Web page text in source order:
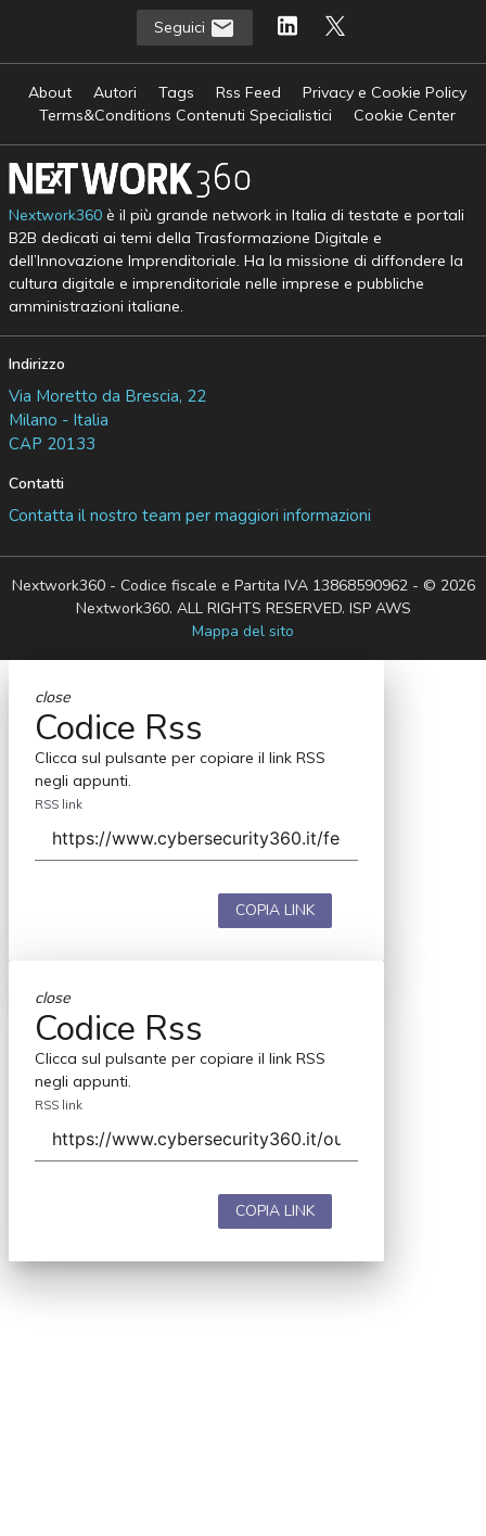
Seguici
About Autori Tags Rss Feed
Privacy e Cookie Policy
Terms&Conditions Contenuti Specialistici
Cookie Center
Nextwork360è il più grande network in Italia di testate e portali
B2B dedicati ai temi della Trasformazione Digitale e
dell’Innovazione Imprenditoriale. Ha la missione di diffondere la
cultura digitale e imprenditoriale nelle imprese e pubbliche
amministrazioni italiane.
Indirizzo
Via Moretto da Brescia, 22
Milano - Italia
CAP 20133
Contatti
Contatta il nostro team per maggiori informazioni
Nextwork360 - Codice fiscale e Partita IVA 13868590962 - © 2026
Nextwork360. ALL RIGHTS RESERVED. ISP AWS
Mappa del sito
close
Codice Rss
Clicca sul pulsante per copiare il link RSS
negli appunti.
RSS link
COPIA LINK
close
Codice Rss
Clicca sul pulsante per copiare il link RSS
negli appunti.
RSS link
COPIA LINK